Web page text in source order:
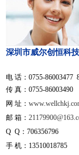
深圳市威尔创恒科
电 话：0755-86003477
传 真：0755-86003490
网 址：
邮 箱：
Q Q：706356796
手 机：13510018785